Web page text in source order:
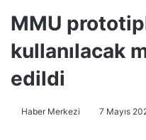
MMU
kullanılacak
edildi
Haber Merkezi 7 Mayıs